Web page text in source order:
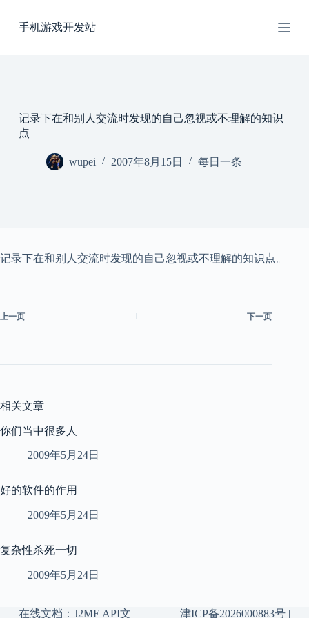
过
手机游戏开发站
记录下在和别人交流时发现的自己忽视或不理解的知识
点
wupei 2007年8月15日 每日一条
记录下在和别人交流时发现的自己忽视或不理解的知识点。
上一页 下一页
相关文章
你们当中很多人
2009年5月24日
好的软件的作用
2009年5月24日
复杂性杀死一切
2009年5月24日
在线文档： J2ME API文 津ICP备2026000883号 |